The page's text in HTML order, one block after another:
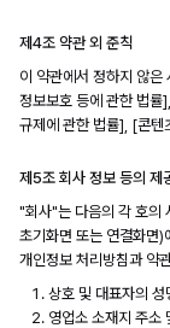
제4조 약관 외 준칙
이 약관에서 정하지 않은
정보보호 등에 관한 법률
규제에 관한 법률], [콘텐
제5조 회사 정보 등의 제
"회사"는 다음의 각 호의
초기화면 또는 연결화면)
개인정보 처리방침과 약
상호 및 대표자의 성
영업소 소재지 주소